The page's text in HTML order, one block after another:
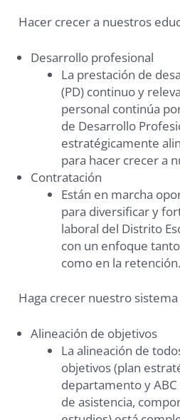
Hacer crecer a nuestros
Desarrollo profesional
La prestación de
(PD) continuo y
personal continúa
de Desarrollo
estratégicamente
para hacer crecer a
Contratación
Están en marcha
para diversificar y
laboral del Distrito
con un enfoque
como en la retención.
Haga crecer nuestro sistema
Alineación de objetivos
La alineación de
objetivos (plan
departamento y
de asistencia,